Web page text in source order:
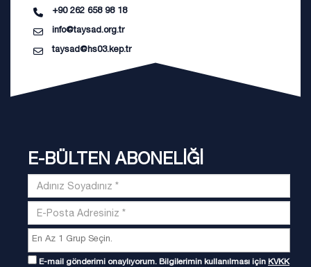
+90 262 658 98 18
info@taysad.org.tr
taysad@hs03.kep.tr
E-BÜLTEN ABONELİĞİ
E-mail gönderimi onaylıyorum. Bilgilerimin kullanılması için KVKK